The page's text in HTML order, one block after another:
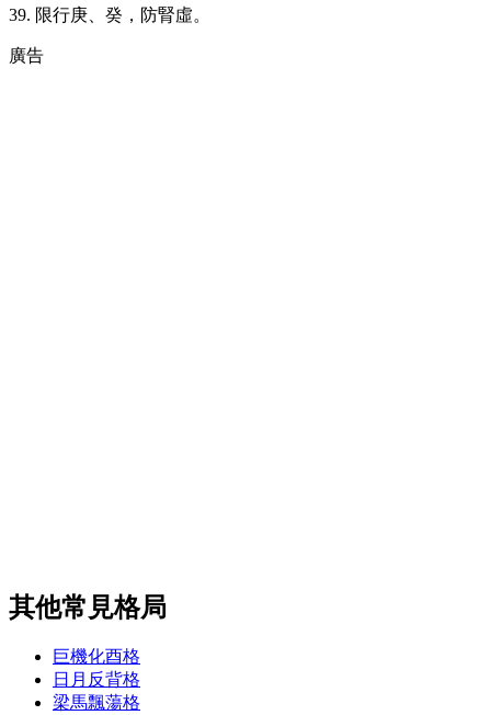
39. 限行庚、癸，防腎虛。
廣告
其他常見格局
巨機化酉格
日月反背格
梁馬飄蕩格